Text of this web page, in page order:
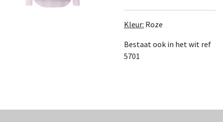
Kleur: Roze
Bestaat ook in het wit ref
5701